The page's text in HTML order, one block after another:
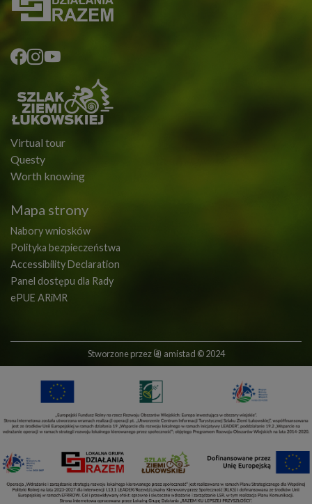
Virtual tour
Questy
Worth knowing
Mapa strony
Nabory wniosków
Polityka bezpieczeństwa
Accessibility Declaration
Panel dostępu dla Rady
ePUE ARiMR
Stworzone przez amistad © 2024